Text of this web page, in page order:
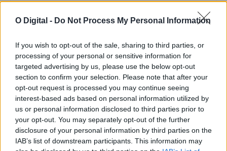
O Digital - Do Not Process My Personal Information
If you wish to opt-out of the sale, sharing to third parties, or
processing of your personal or sensitive information for
targeted advertising by us, please use the below opt-out
section to confirm your selection. Please note that after your
opt-out request is processed you may continue seeing
interest-based ads based on personal information utilized by
us or personal information disclosed to third parties prior to
your opt-out. You may separately opt-out of the further
disclosure of your personal information by third parties on the
IAB’s list of downstream participants. This information may
Recolha seletiva aumenta nos cinco concelhos abrangidos
pela AMCAL